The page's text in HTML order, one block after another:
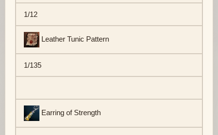
1/12
Leather Tunic Pattern
1/135
Earring of Strength